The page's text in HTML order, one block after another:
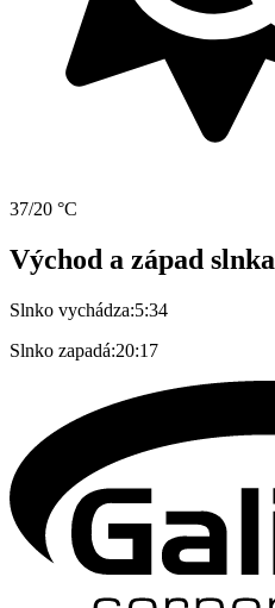
37/20 °C
Východ a západ slnka
Slnko vychádza:5:34
Slnko zapadá:20:17